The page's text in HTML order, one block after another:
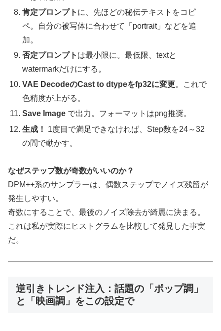
肯定プロンプト に、先ほどの秘伝テキストをコピ
ペ。自分の被写体に合わせて「portrait」などを追
加。
否定プロンプト は最小限に。最低限、textと
watermarkだけにする。
VAE DecodeのCast to dtypeをfp32に変更。これで
色精度が上がる。
Save Image で出力。フォーマットはpng推奨。
生成！
1度目で満足できなければ、Step数を24～32
の間で動かす。
なぜステップ数が奇数がいいのか？
DPM++系のサンプラーは、偶数ステップでノイズ残留が
発生しやすい。
奇数にすることで、最後のノイズ除去が綺麗に決まる。
これは私が実際にヒストグラムを比較して発見した事実
だ。
逆引きトレンド注入：話題の「ポップ調」
と「映画調」をこの設定で